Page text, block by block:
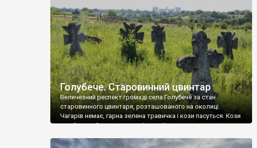
Голубече. Старовинний цвинтар
Величезний респект громаді села Голубече за стан
старовинного цвинтаря, розташованого на околиці.
Чагарів немає, гарна зелена травичка і кози пасуться. Кози
– найкращий регулятор шкідливої, для старих кладовищ,
бруньками, кози ті бруньки обгризають, бо то улюблений